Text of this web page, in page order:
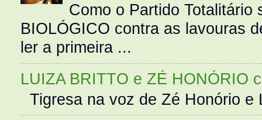
Como o Partido Totalitário
BIOLÓGICO contra as lavouras
ler a primeira ...
LUIZA BRITTO e ZÉ HONÓRIO
Tigresa na voz de Zé Honório